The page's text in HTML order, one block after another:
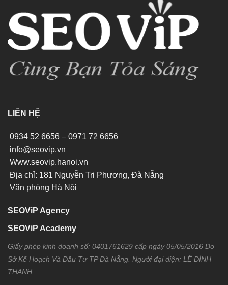
LIÊN HỆ
0934 52 6656 – 0971 72 6656
info@seovip.vn
Www.seovip.hanoi.vn
Địa chỉ: 181 Nguyễn Tri Phương, Đà Nẵng
Văn phòng Hà Nội
SEOViP Agency
SEOViP Academy
Giấy phép kinh doanh số: 0401761629 cấp ngày 05/05/2016 Do
Sở Kế Hoạch Và Đầu Tư TP Đà Nẵng. Người đại diện: LÊ ĐÌNH
THANH